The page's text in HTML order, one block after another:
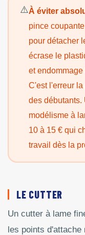
À éviter
pince
pour détacher
écrase le
et
C'est l'erreur
des débutants.
modélisme à
10 à 15 € qui
travail dès la
LE CUTTER
Un cutter à lame
les points d'attache